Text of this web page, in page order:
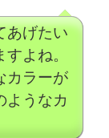
あげたい
よね。
カラーが
ようなカ